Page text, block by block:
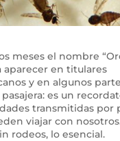
meses el nombre
aparecer en titulares
y en algunos
es un
transmitidas por
viajar con
rodeos, lo esencial.